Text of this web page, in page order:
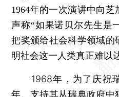
1964年的一次演讲中向
声称“如果诺贝尔先生是
把奖颁给社会科学领域的
明社会这一人类真正难以
1968年，为了庆祝瑞
年、支持其从瑞典政府